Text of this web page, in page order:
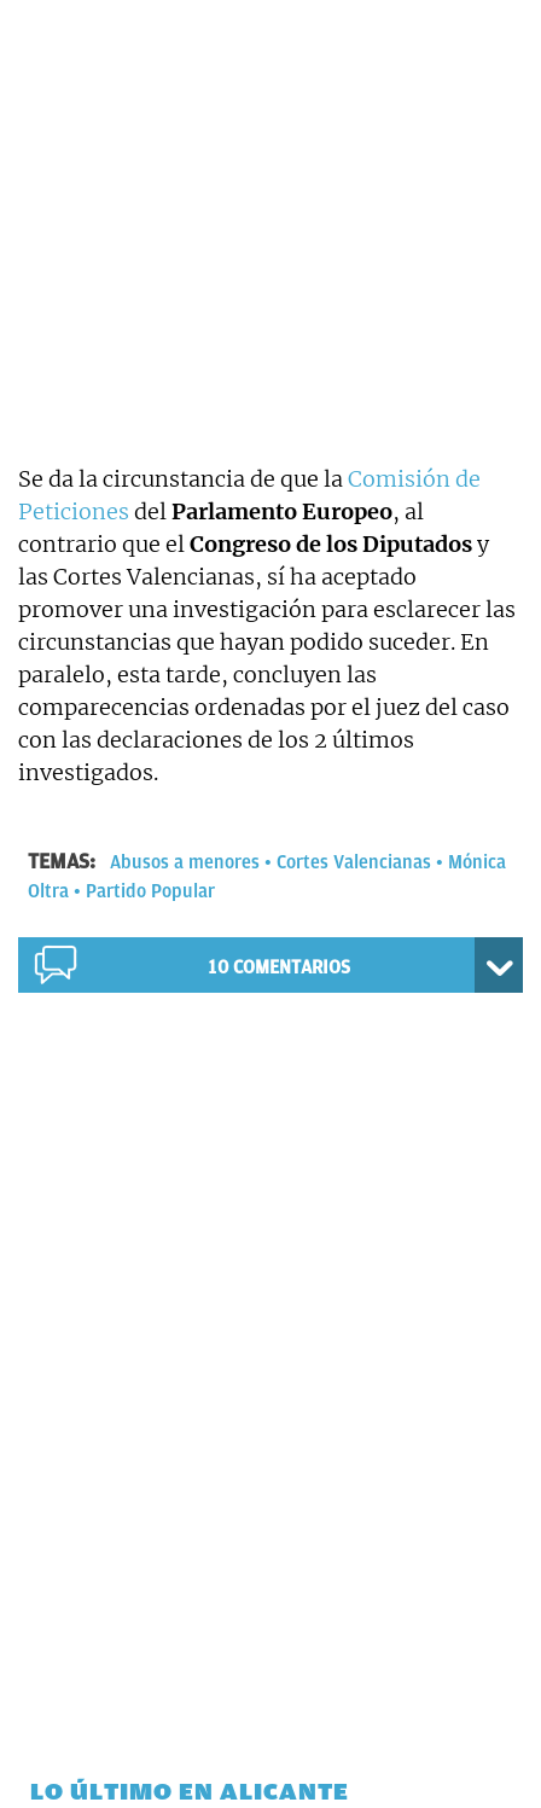
Se da la circunstancia de que laComisión de
Peticiones delParlamento Europeo, al
contrario que elCongreso de los Diputadosy
las Cortes Valencianas, sí ha aceptado
promover una investigación para esclarecer las
circunstancias que hayan podido suceder. En
paralelo, esta tarde, concluyen las
comparecencias ordenadas por el juez del caso
con las declaraciones de los 2 últimos
investigados.
TEMAS: Abusos a menores Cortes Valencianas
Mónica
Oltra
Partido Popular
10COMENTARIOS
LO ÚLTIMO EN ALICANTE